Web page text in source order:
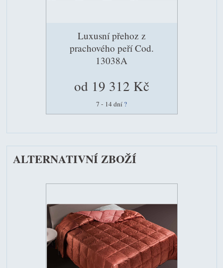
Luxusní přehoz z
prachového peří Cod.
13038A
od 19 312 Kč
7 - 14 dní ?
ALTERNATIVNÍ ZBOŽÍ